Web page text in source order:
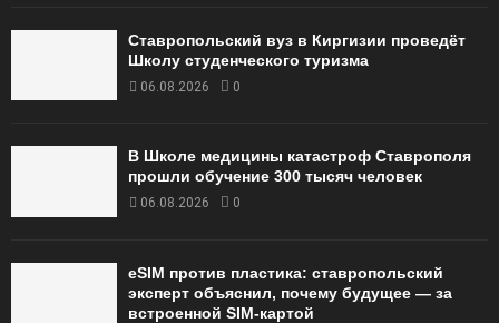
Ставропольский вуз в Киргизии проведёт
Школу студенческого туризма
06.08.2026 0
В Школе медицины катастроф Ставрополя
прошли обучение 300 тысяч человек
06.08.2026 0
eSIM против пластика: ставропольский
эксперт объяснил, почему будущее — за
встроенной SIM-картой